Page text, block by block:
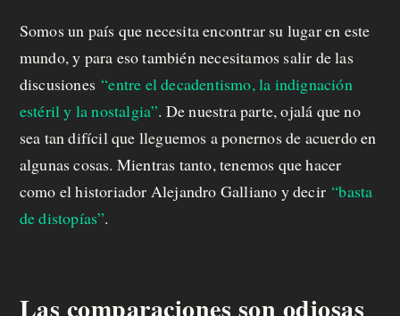
Somos un país que necesita encontrar su lugar en este
mundo, y para eso también necesitamos salir de las
discusiones“entre el decadentismo, la indignación
estéril y la nostalgia”. De nuestra parte, ojalá que no
sea tan difícil que lleguemos a ponernos de acuerdo en
algunas cosas. Mientras tanto, tenemos que hacer
como el historiador Alejandro Galliano y decir“basta
de distopías”.
Las comparaciones son odiosas